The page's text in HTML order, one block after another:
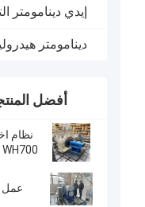
إيدي دينامومتر
دينامومتر
أفضل
نظام
WH700 عالية الكفاءة وسهلة التشغيل
عمل